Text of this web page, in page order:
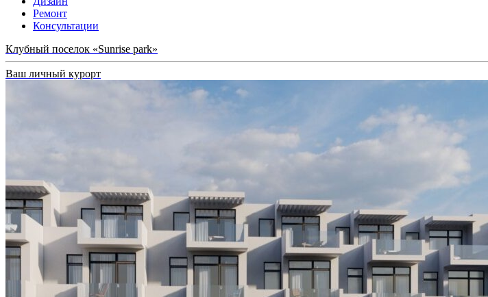
Ремонт
Консультации
Клубный поселок «Sunrise park»
Ваш личный курорт